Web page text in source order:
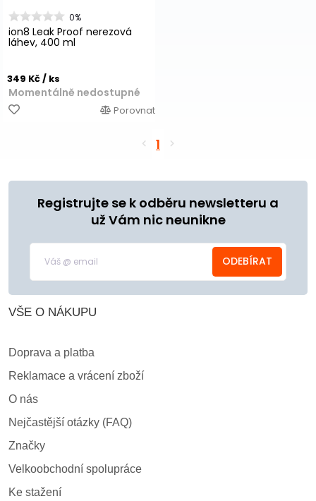
0%
ion8 Leak Proof nerezová
láhev, 400 ml
349 Kč/ ks
Momentálně nedostupné
Porovnat
1
Registrujte se k odběru newsletteru a
už Vám nic neunikne
ODEBÍRAT
VŠE O NÁKUPU
Doprava a platba
Reklamace a vrácení zboží
O nás
Nejčastější otázky (FAQ)
Značky
Velkoobchodní spolupráce
Ke stažení